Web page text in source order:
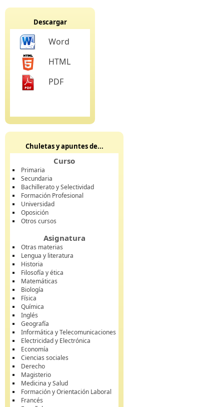
Descargar
Word
HTML
PDF
Chuletas y apuntes de...
Curso
Primaria
Secundaria
Bachillerato y Selectividad
Formación Profesional
Universidad
Oposición
Otros cursos
Asignatura
Otras materias
Lengua y literatura
Historia
Filosofía y ética
Matemáticas
Biología
Física
Química
Inglés
Geografía
Informática y Telecomunicaciones
Electricidad y Electrónica
Economía
Ciencias sociales
Derecho
Magisterio
Medicina y Salud
Formación y Orientación Laboral
Francés